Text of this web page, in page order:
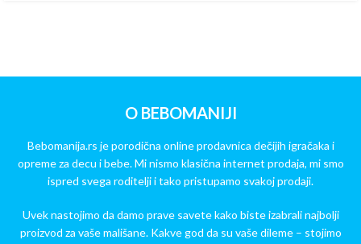
O BEBOMANIJI
Bebomanija.rs je porodična online prodavnica dečijih igračaka i
opreme za decu i bebe. Mi nismo klasična internet prodaja, mi smo
ispred svega roditelji i tako pristupamo svakoj prodaji.
Uvek nastojimo da damo prave savete kako biste izabrali najbolji
proizvod za vaše mališane. Kakve god da su vaše dileme – stojimo